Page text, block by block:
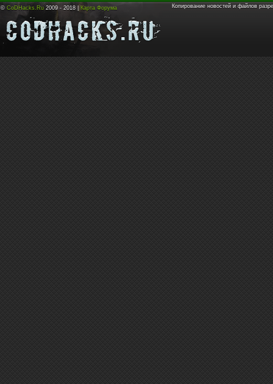
© CoDHacks.Ru 2009 - 2018 | Карта Форума Копирование новостей и файлов